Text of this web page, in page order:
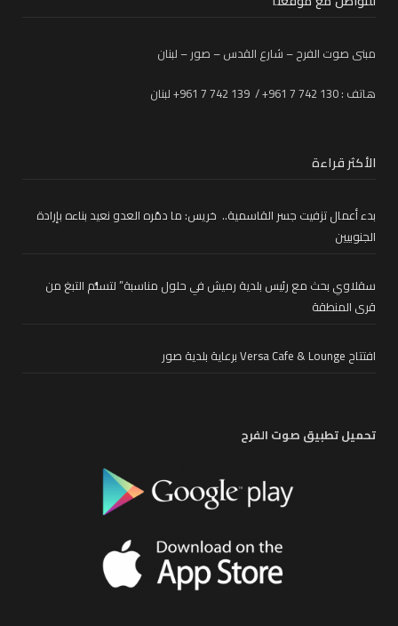
مبنى صوت الفرح – شارع القدس – صور – لبنان
هاتف : 130 742 7 961+ / 139 742 7 961+ لبنان
الأكثر قراءة
بدء أعمال تزفيت جسر القاسمية.. خريس: ما دمّره العدو نعيد بناءه بإرادة
الجنوبيين
سقلاوي بحث مع رئيس بلدية رميش في حلول مناسبة” لتسلُّم التبغ من
قرى المنطقة
افتتاح Versa Cafe & Lounge برعاية بلدية صور
تحميل تطبيق صوت الفرح